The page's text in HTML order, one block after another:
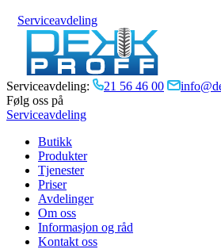
Serviceavdeling
Serviceavdeling: 21 56 46 00
Følg oss på
Serviceavdeling
Butikk
Produkter
Tjenester
Priser
Avdelinger
Om oss
Informasjon og råd
Kontakt oss